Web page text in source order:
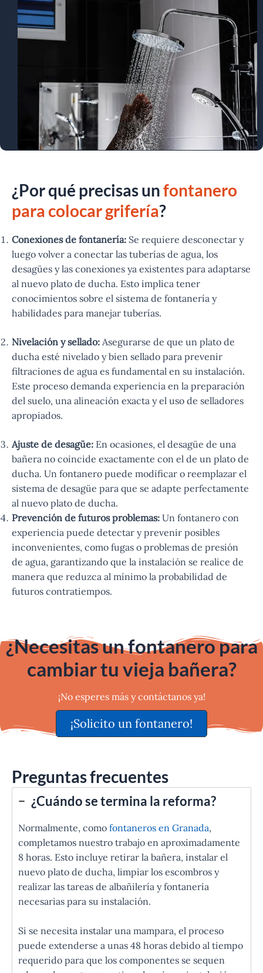
¿Por qué precisas unfontanero
para colocar grifería?
Conexiones de fontanería: Se requiere desconectar y
luego volver a conectar las tuberías de agua, los
desagües y las conexiones ya existentes para adaptarse
al nuevo plato de ducha. Esto implica tener
conocimientos sobre el sistema de fontanería y
habilidades para manejar tuberías.
Nivelación y sellado: Asegurarse de que un plato de
ducha esté nivelado y bien sellado para prevenir
filtraciones de agua es fundamental en su instalación.
Este proceso demanda experiencia en la preparación
del suelo, una alineación exacta y el uso de selladores
apropiados.
Ajuste de desagüe: En ocasiones, el desagüe de una
bañera no coincide exactamente con el de un plato de
ducha. Un fontanero puede modificar o reemplazar el
sistema de desagüe para que se adapte perfectamente
al nuevo plato de ducha.
Prevención de futuros problemas: Un fontanero con
experiencia puede detectar y prevenir posibles
inconvenientes, como fugas o problemas de presión
de agua, garantizando que la instalación se realice de
manera que reduzca al mínimo la probabilidad de
futuros contratiempos.
¿Necesitas un fontanero para
cambiar tu vieja bañera?
¡No esperes más y contáctanos ya!
¡Solicito un fontanero!
Preguntas frecuentes
¿Cuándo se termina la reforma?
Normalmente, como fontaneros en Granada,
completamos nuestro trabajo en aproximadamente
8 horas. Esto incluye retirar la bañera, instalar el
nuevo plato de ducha, limpiar los escombros y
realizar las tareas de albañilería y fontanería
necesarias para su instalación.
Si se necesita instalar una mampara, el proceso
puede extenderse a unas 48 horas debido al tiempo
requerido para que los componentes se sequen